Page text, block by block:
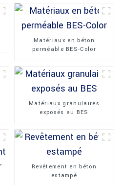
Matériaux en béton
perméable BES-Color
Matériaux granulaires
exposés au BES
Revêtement en béton
estampé